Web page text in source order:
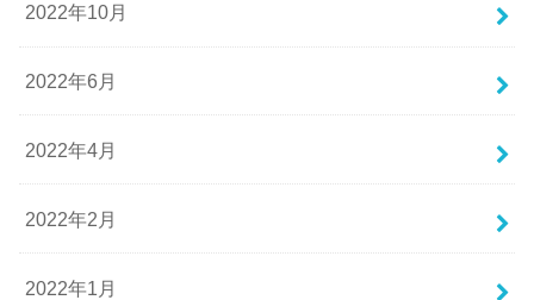
2022年10月
2022年6月
2022年4月
2022年2月
2022年1月